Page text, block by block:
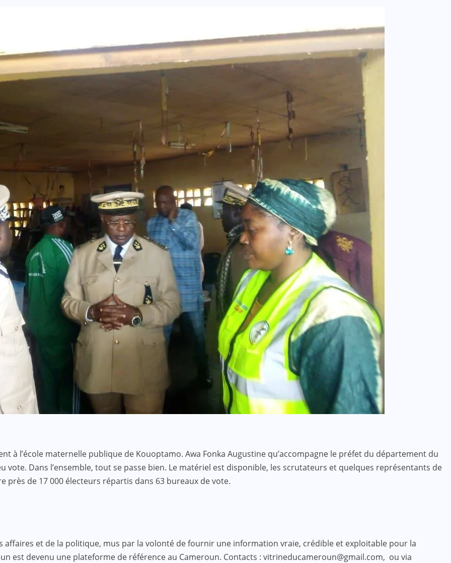
à l’école maternelle publique de Kouoptamo. Awa Fonka Augustine qu’accompagne le préfet du département du
vote. Dans l’ensemble, tout se passe bien. Le matériel est disponible, les scrutateurs et quelques représentants de
près de 17 000 électeurs répartis dans 63 bureaux de vote.
affaires et de la politique, mus par la volonté de fournir une information vraie, crédible et exploitable pour la
est devenu une plateforme de référence au Cameroun. Contacts : vitrineducameroun@gmail.com, ou via